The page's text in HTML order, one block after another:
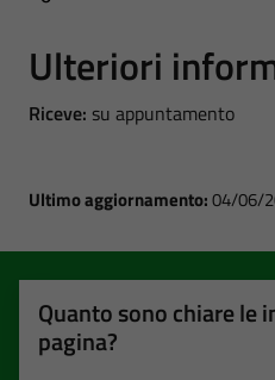
Ulteriori
Riceve: su appuntamento
Ultimo aggiornamento:04/06/
Quanto sono chiare le
pagina?